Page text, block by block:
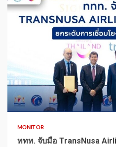
1 min read
MONITOR
ททท. จับมือ TransNusa